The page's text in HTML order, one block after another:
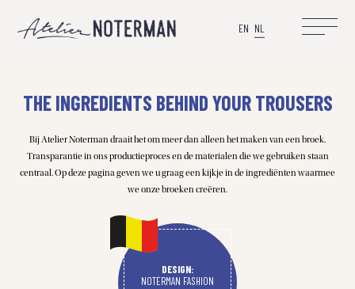
EN NL
THE INGREDIENTS BEHIND YOUR TROUSERS
Bij Atelier Noterman draait het om meer dan alleen het maken van een broek.
Transparantie in ons productieproces en de materialen die we gebruiken staan
centraal. Op deze pagina geven we u graag een kijkje in de ingrediënten waarmee
we onze broeken creëren.
DESIGN:
NOTERMAN FASHION